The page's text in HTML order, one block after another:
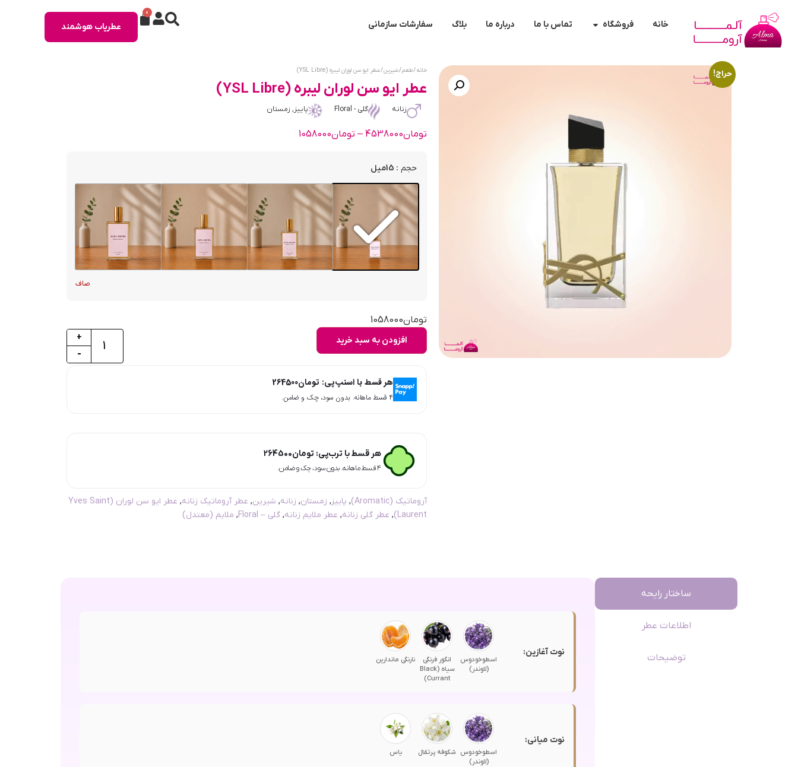
خانه فروشگاه تماس با ما درباره ما بلاگ سفارشات سازمانی
0
عطریاب هوشمند
حراج! خانه/طعم/شیرین/ عطر ایو سن لوران لیبره (YSL Libre)
عطر ایو سن لوران لیبره (YSL Libre)
زنانه گلی - Floral پاییز, زمستان
تومان4538000
– تومان1058000
حجم : 15میل
صاف
تومان1058000
-
+ افزودن به سبد خرید
هر قسط با اسنپ‌پی: تومان264500
۴ قسط ماهانه. بدون سود، چک و ضامن.
هر قسط با ترب‌پی: تومان264500
۴ قسط ماهانه. بدون سود، چک و ضامن.
آروماتیک (Aromatic) , پاییز, زمستان, زنانه, شیرین, عطر آروماتیک زنانه,
عطر ایو سن لوران (Yves Saint
Laurent)
, عطر گلی زنانه, عطر ملایم زنانه, گلی – Floral , ملایم (معتدل)
ساختار رایحه
اطلاعات عطر
توضیحات نوت آغازین:
اسطوخودوس
(لاوندر)
انگور فرنگی
سیاه (Black
Currant)
نارنگی ماندارین
نوت میانی:
اسطوخودوس
(لاوندر)
شکوفه پرتقال یاس